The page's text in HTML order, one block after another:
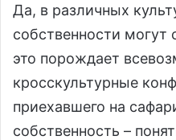
Да, в различных
собственности могут
это порождает
кросскультурные
приехавшего на
собственность –